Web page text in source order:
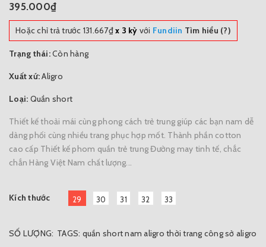
395.000₫
Hoặc chỉ trả trước 131.667₫x 3 kỳ với Fundiin Tìm hiểu (?)
Trạng thái:Còn hàng
Xuất xứ:Aligro
Loại: Quần short
Thiết kế thoải mái cùng phong cách trẻ trung giúp các bạn nam dễ
dàng phối cùng nhiều trang phục hợp mốt. Thành phần cotton
cao cấp Thiết kế phom quần trẻ trung Đường may tinh tế, chắc
chắn Hàng Việt Nam chất lượng...
Kích thước 29 30 31 32 33
SỐ LƯỢNG: TAGS: quần short nam aligro thời trang công sở aligro